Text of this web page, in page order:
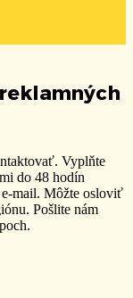
Vyplňte
do 48 hodín
e-mail. Môžte osloviť
Pošlite nám